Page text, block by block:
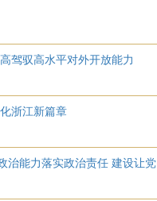
驾驭高水平对外开放能力
浙江新篇章
治能力落实政治责任 建设让党